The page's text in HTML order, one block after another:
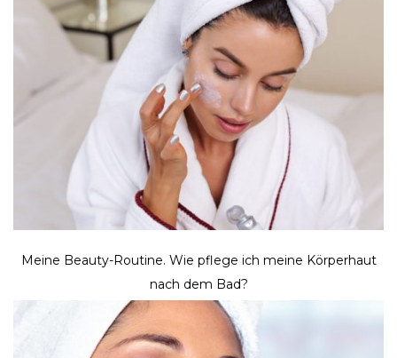
Meine Beauty-Routine. Wie pflege ich meine Körperhaut
nach dem Bad?